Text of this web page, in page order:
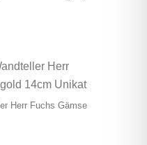
Herr Fuchs Gämse